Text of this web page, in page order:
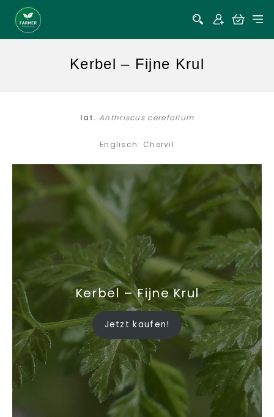
Kerbel – Fijne Krul
lat.Anthriscus cerefolium
Englisch: Chervil
Kerbel – Fijne Krul
Jetzt kaufen!